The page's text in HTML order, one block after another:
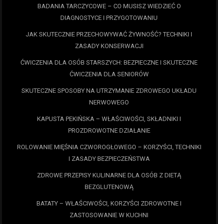
BADANIA TARCZYCOWE – CO MUSISZ WIEDZIEĆ O
DIAGNOSTYCE I PRZYGOTOWANIU
JAK SKUTECZNIE PRZECHOWYWAĆ ŻYWNOŚĆ? TECHNIKI I
ZASADY KONSERWACJI
ĆWICZENIA DLA OSÓB STARSZYCH: BEZPIECZNE I SKUTECZNE
ĆWICZENIA DLA SENIORÓW
SKUTECZNE SPOSOBY NA UTRZYMANIE ZDROWEGO UKŁADU
NERWOWEGO
KAPUSTA PEKIŃSKA – WŁAŚCIWOŚCI, SKŁADNIKI I
PROZDROWOTNE DZIAŁANIE
ROLOWANIE MIĘŚNIA CZWOROGŁOWEGO – KORZYŚCI, TECHNIKI
I ZASADY BEZPIECZEŃSTWA
ZDROWE PRZEPISY KULINARNE DLA OSÓB Z DIETĄ
BEZGLUTENOWĄ
BATATY – WŁAŚCIWOŚCI, KORZYŚCI ZDROWOTNE I
ZASTOSOWANIE W KUCHNI